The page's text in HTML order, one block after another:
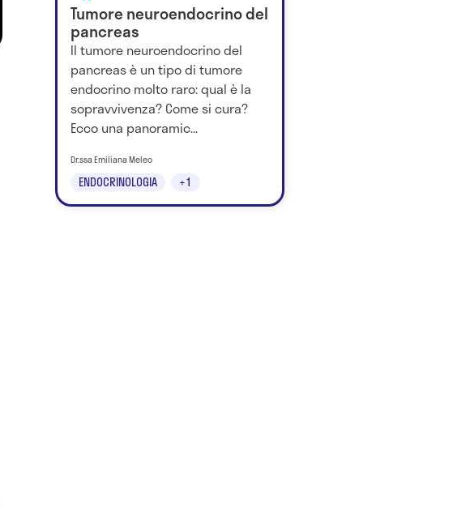
Tumore neuroendocrino del
pancreas
Il tumore neuroendocrino del
pancreas è un tipo di tumore
endocrino molto raro: qual è la
sopravvivenza? Come si cura?
Ecco una panoramic...
ENDOCRINOLOGIA +1
Dr.ssa Emiliana Meleo